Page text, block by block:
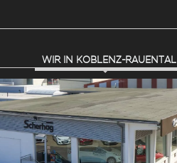
WIR IN KOBLENZ-RAUENTAL